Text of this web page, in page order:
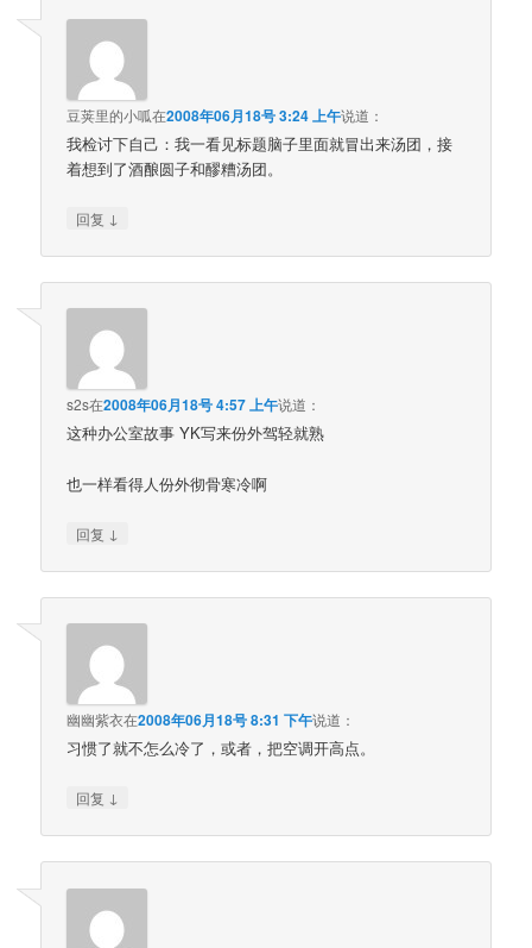
豆荚里的小呱在2008年06月18号 3:24 上午说道：
我检讨下自己：我一看见标题脑子里面就冒出来汤团，接
着想到了酒酿圆子和醪糟汤团。
回复 ↓
s2s在2008年06月18号 4:57 上午说道：
这种办公室故事 YK写来份外驾轻就熟
也一样看得人份外彻骨寒冷啊
回复 ↓
幽幽紫衣在2008年06月18号 8:31 下午说道：
习惯了就不怎么冷了，或者，把空调开高点。
回复 ↓